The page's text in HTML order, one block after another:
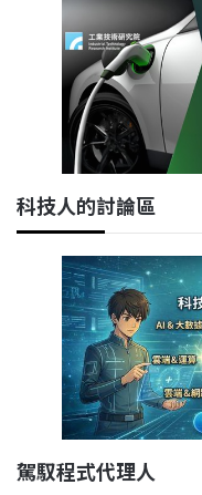
科技人的討論區
駕馭程式代理人